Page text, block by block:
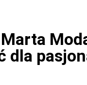
dla